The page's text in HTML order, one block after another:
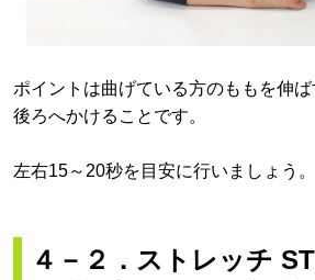
ポイントは曲げている方のももを伸
後ろへかけることです。
左右15～20秒を目安に行いましょう。
４－２． ストレッチ